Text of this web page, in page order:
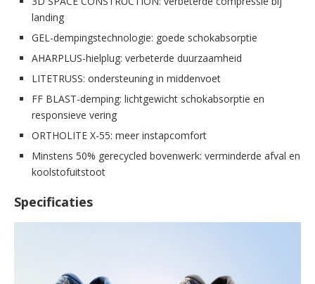
landing
GEL-dempingstechnologie: goede schokabsorptie
AHARPLUS-hielplug: verbeterde duurzaamheid
LITETRUSS: ondersteuning in middenvoet
FF BLAST-demping: lichtgewicht schokabsorptie en
responsieve vering
ORTHOLITE X-55: meer instapcomfort
Minstens 50% gerecycled bovenwerk: verminderde afval en
koolstofuitstoot
Specificaties